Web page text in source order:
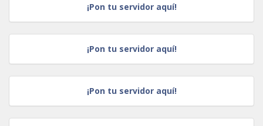
¡Pon tu servidor aquí!
¡Pon tu servidor aquí!
¡Pon tu servidor aquí!